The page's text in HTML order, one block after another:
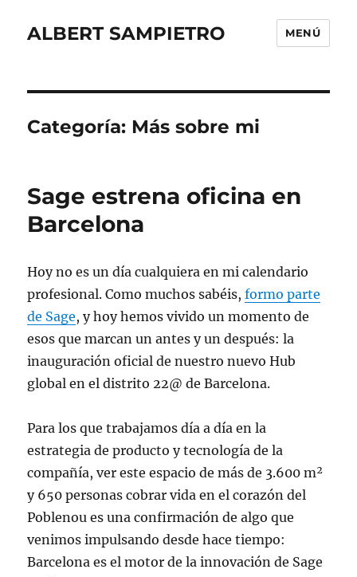
ALBERT SAMPIETRO MENÚ
Categoría: Más sobre mi
Sage estrena oficina en
Barcelona
Hoy no es un día cualquiera en mi calendario
profesional. Como muchos sabéis,formo parte
de Sage, y hoy hemos vivido un momento de
esos que marcan un antes y un después: la
inauguración oficial de nuestro nuevo Hub
global en el distrito 22@ de Barcelona.
Para los que trabajamos día a día en la
estrategia de producto y tecnología de la
compañía, ver este espacio de más de 3.600 m²
y 650 personas cobrar vida en el corazón del
Poblenou es una confirmación de algo que
venimos impulsando desde hace tiempo:
Barcelona es el motor de la innovación de Sage